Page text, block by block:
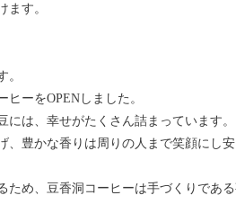
ます。
。
ーをOPENしました。
は、幸せがたくさん詰まっています。
、豊かな香りは周りの人まで笑顔にし
ため、豆香洞コーヒーは手づくりであ